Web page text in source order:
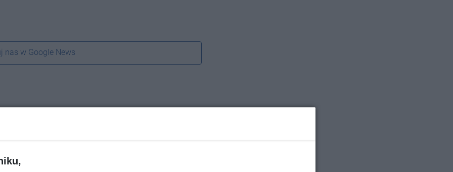
nas w Google News